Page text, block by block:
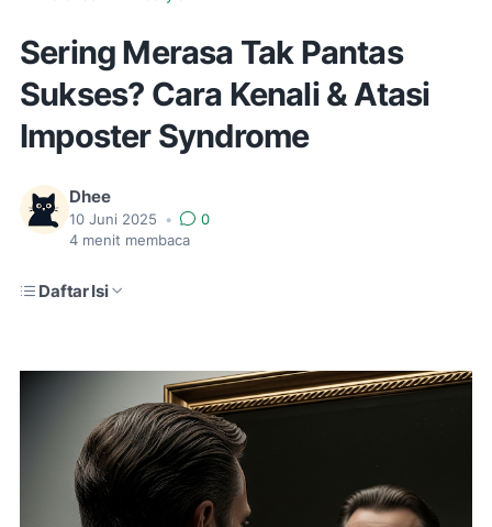
Sering Merasa Tak Pantas
Sukses? Cara Kenali & Atasi
Imposter Syndrome
Dhee
10 Juni 2025 •
0
4 menit membaca
Daftar Isi